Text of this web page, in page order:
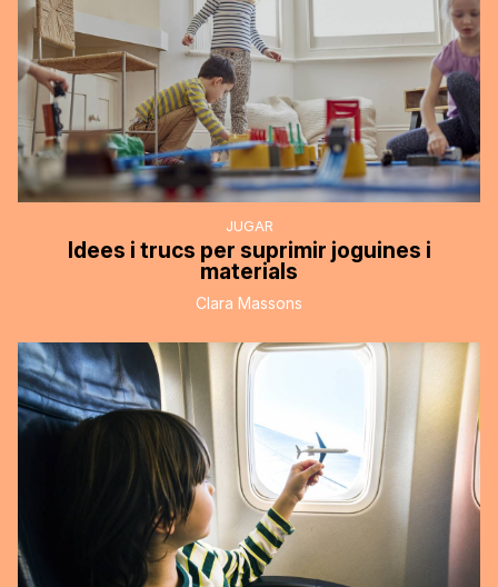
JUGAR
Idees i trucs per suprimir joguines i
materials
Clara Massons